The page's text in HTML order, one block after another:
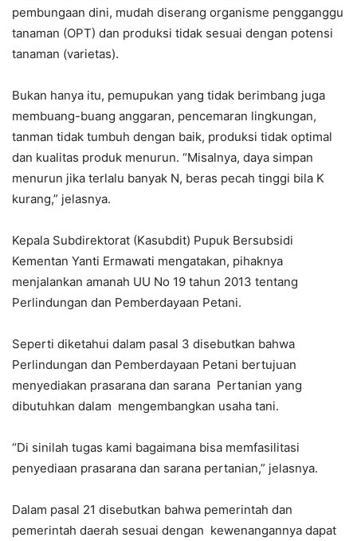
pembungaan dini, mudah diserang organisme pengganggu
tanaman (OPT) dan produksi tidak sesuai dengan potensi
tanaman (varietas).
Bukan hanya itu, pemupukan yang tidak berimbang juga
membuang-buang anggaran, pencemaran lingkungan,
tanman tidak tumbuh dengan baik, produksi tidak optimal
dan kualitas produk menurun. “Misalnya, daya simpan
menurun jika terlalu banyak N, beras pecah tinggi bila K
kurang,” jelasnya.
Kepala Subdirektorat (Kasubdit) Pupuk Bersubsidi
Kementan Yanti Ermawati mengatakan, pihaknya
menjalankan amanah UU No 19 tahun 2013 tentang
Perlindungan dan Pemberdayaan Petani.
Seperti diketahui dalam pasal 3 disebutkan bahwa
Perlindungan dan Pemberdayaan Petani bertujuan
menyediakan prasarana dan sarana Pertanian yang
dibutuhkan dalam mengembangkan usaha tani.
“Di sinilah tugas kami bagaimana bisa memfasilitasi
penyediaan prasarana dan sarana pertanian,” jelasnya.
Dalam pasal 21 disebutkan bahwa pemerintah dan
pemerintah daerah sesuai dengan kewenangannya dapat